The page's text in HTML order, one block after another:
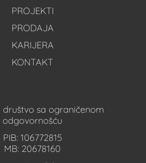
PROJEKTI
PRODAJA
KARIJERA
KONTAKT
društvo sa ograničenom
odgovornošću
PIB: 106772815
MB: 20678160